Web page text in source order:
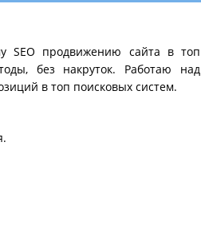
SEO продвижению сайта в топ
без накруток. Работаю над
в топ поисковых систем.